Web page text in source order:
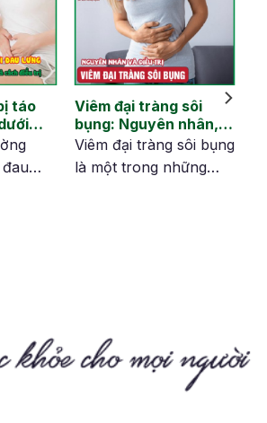
táo
Viêm đại tràng sôi
bụng: Nguyên nhân,
dấu hiệu và cải thiện
Viêm đại tràng sôi bụng
là một trong những
bón, và đặc biệt là sôi
bụng, gây ảnh hưởng
đến cuộc sống hàng